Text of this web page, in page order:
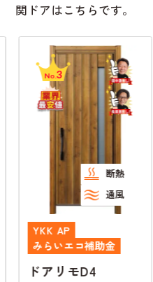
関ドアはこちらです。
No.3
断熱
通風
YKK AP
みらいエコ補助金
ドアリモD4